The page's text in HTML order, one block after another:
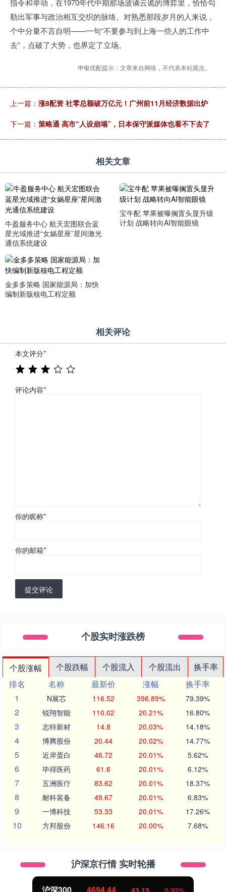
指令和举动，在1970年代中期那场波谲云诡的博弈里，恰恰勾
勒出军事与政治相互交织的脉络。对熟悉那段岁月的人来说，
个中分量不言自明——一句“不要参与到上海一些人的工作中
去”，点破了大势，也界定了立场。
申银优配提示：文章来自网络，不代表本站观点。
上一篇： 涨8配资 社零总额破万亿元！广州前11月经济数据出炉
下一篇： 策略通 高市“人设崩塌”，日本保守派媒体也看不下去了
相关文章
牛盈服务中心 航天宏图联合蓝
星光域推进“女娲星座”星间激光
通信系统建设
宝牛配 苹果被曝搁置头显升级
计划 战略转向AI智能眼镜
金多多策略 国家能源局：加快
编制新版核电工程定额
相关评论
本文评分*
评论内容*
你的昵称*
你的邮箱*
提交评论
个股实时涨跌榜
个股涨幅 个股跌幅 个股流入 个股流出
换手率
排名
名称 最新价 涨幅
换手率
1
N展芯 116.52 396.89% 79.39%
2 锐翔智能 110.02 20.21% 16.80%
3 志特新材 14.8 20.03% 14.18%
4 博腾股份 20.44 20.02% 14.77%
5 近岸蛋白 46.72 20.01% 5.62%
6 毕得医药 61.6 20.01% 6.12%
7 五洲医疗 83.62 20.01% 18.37%
8 耐科装备 49.67 20.01% 6.83%
9 一博科技 53.33 20.01% 17.26%
10 方邦股份 146.16 20.00% 7.68%
沪深京行情 实时轮播
11.37 1.01%